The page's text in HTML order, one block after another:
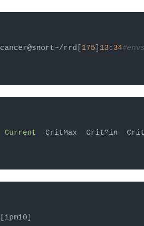
cancer@snort~/rrd[ 175 13 : 34
Current CritMax  CritMin
[ipmi0]